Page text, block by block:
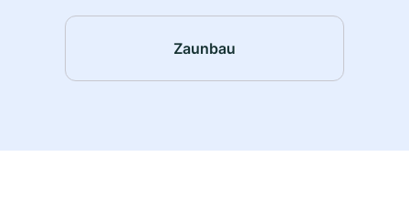
Zaunbau